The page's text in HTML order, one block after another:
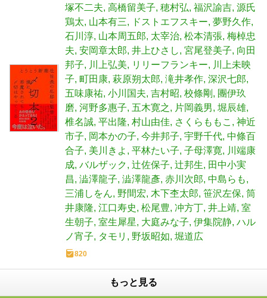
塚不二夫 高橋留美子 穂村弘 福沢諭吉 源氏
鶏太 山本有三 ドストエフスキー 夢野久作
石川淳 山本周五郎 太宰治 松本清張 梅棹忠
夫 安岡章太郎 井上ひさし 宮尾登美子 向田
邦子
川上弘美 リリーフランキー
川上未映
子 町田康 萩原朔太郎 滝井孝作 深沢七郎
五味康祐 小川国夫 吉村昭 校條剛
團伊玖
磨 河野多惠子 五木寛之 片岡義男 堀辰雄
椎名誠 平出隆 村山由佳 さくらももこ
神近
市子
岡本かの子 今井邦子 宇野千代 中條百
合子 美川きよ 平林たい子 子母澤寛
川端康
成 バルザック 辻佐保子 辻邦生
田中小実
昌 澁澤龍子 澁澤龍彥 赤川次郎 中島らも
三浦しをん 野間宏 木下杢太郎 笹沢左保 筒
井康隆 江口寿史 松尾豊 冲方丁 井上靖 室
生朝子 室生犀星 大庭みな子 伊集院静 ハル
ノ宵子
タモリ 野坂昭如 堀道広
820
もっと見る